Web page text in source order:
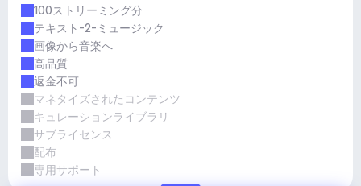
100ストリーミング分
テキスト-2-ミュージック
画像から音楽へ
高品質
返金不可
マネタイズされたコンテンツ
キュレーションライブラリ
サブライセンス
配布
専用サポート